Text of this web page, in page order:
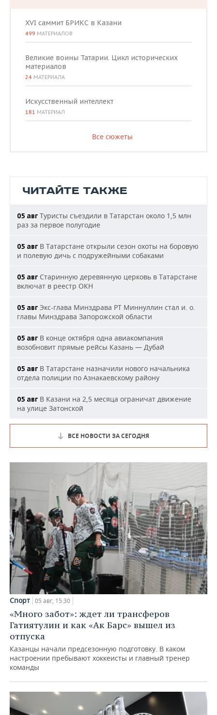
XVI саммит БРИКС в Казани
499 МАТЕРИАЛОВ
Великие воины Татарии. Цикл исторических
материалов
24 МАТЕРИАЛА
Искусственный интеллект
181 МАТЕРИАЛ
Все сюжеты
ЧИТАЙТЕ ТАКЖЕ
05 авг Туристы съездили в Татарстан около 1,5 млн
раз за первое полугодие
05 авг В Татарстане открыли сезон охоты на боровую
и полевую дичь с подружейными собаками
05 авг Старинную деревянную церковь в Татарстане
включат в реестр ОКН
05 авг Экс-глава Минздрава РТ Миннуллин стал и. о.
главы Минздрава Запорожской области
05 авг В конце октября одна авиакомпания
возобновит прямые рейсы Казань — Дубай
05 авг В Татарстане назначили нового начальника
отдела полиции по Азнакаевскому району
05 авг В Казани на 2,5 месяца ограничат движение
на улице Затонской
ВСЕ НОВОСТИ ЗА СЕГОДНЯ
Спорт 05 авг, 15:30
«Много забот»: ждет ли трансферов
Гатиятулин и как «Ак Барс» вышел из
отпуска
Казанцы начали предсезонную подготовку. В каком
настроении пребывают хоккеисты и главный тренер
команды